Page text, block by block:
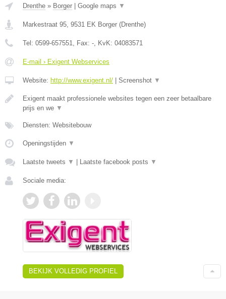
Drenthe » Borger Google maps ▼
Markestraat 95, 9531 EK Borger (Drenthe)
Tel: 0599-657551, Fax: -, KvK: 04083571
E-mail › Exigent Webservices
Website: http://www.exigent.nl/ Screenshot ▼
Exigent maakt professionele websites tegen een zeer betaalbare
prijs en we ▼
Diensten: Websitebouw
Openingstijden ▼
Laatste tweets ▼ Laatste facebook posts ▼
Sociale media:
BEKIJK VOLLEDIG PROFIEL